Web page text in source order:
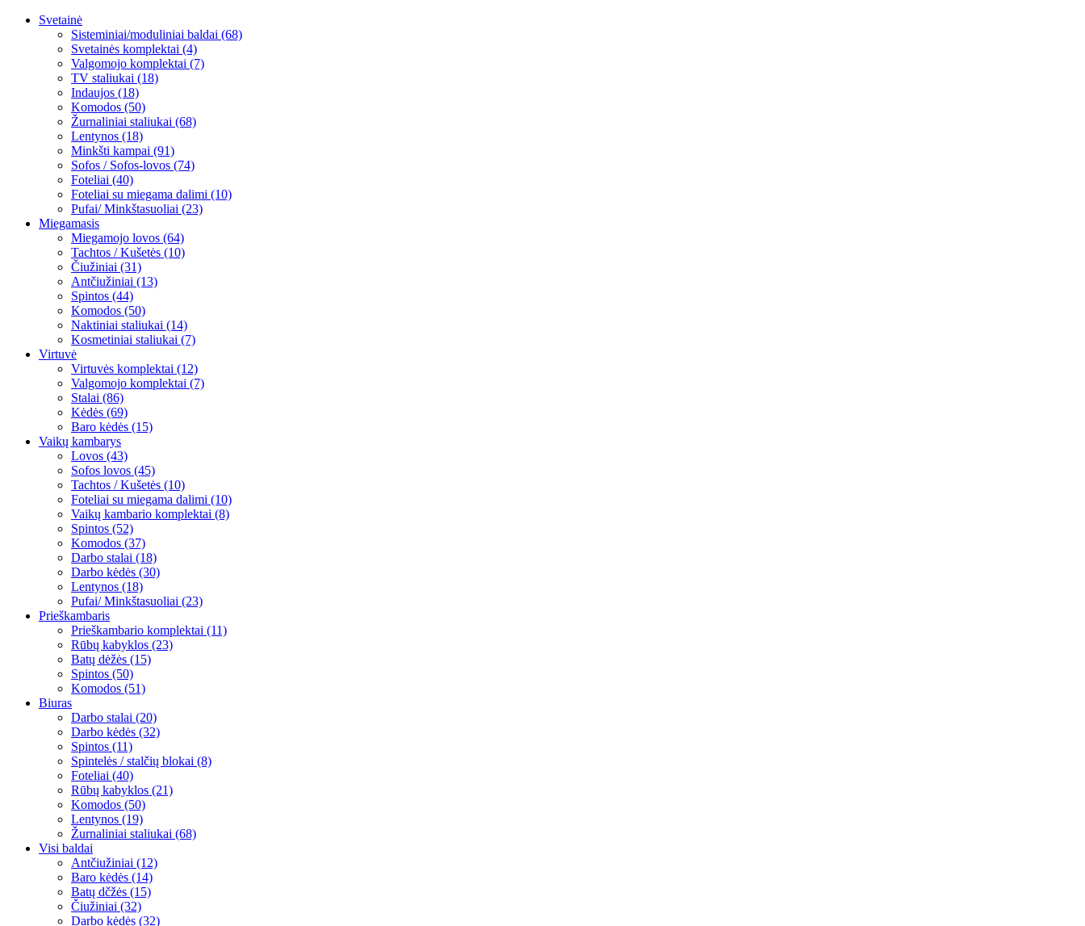
Svetainė
Sisteminiai/moduliniai baldai (68)
Svetainės komplektai (4)
Valgomojo komplektai (7)
TV staliukai (18)
Indaujos (18)
Komodos (50)
Žurnaliniai staliukai (68)
Lentynos (18)
Minkšti kampai (91)
Sofos / Sofos-lovos (74)
Foteliai (40)
Foteliai su miegama dalimi (10)
Pufai/ Minkštasuoliai (23)
Miegamasis
Miegamojo lovos (64)
Tachtos / Kušetės (10)
Čiužiniai (31)
Antčiužiniai (13)
Spintos (44)
Komodos (50)
Naktiniai staliukai (14)
Kosmetiniai staliukai (7)
Virtuvė
Virtuvės komplektai (12)
Valgomojo komplektai (7)
Stalai (86)
Kėdės (69)
Baro kėdės (15)
Vaikų kambarys
Lovos (43)
Sofos lovos (45)
Tachtos / Kušetės (10)
Foteliai su miegama dalimi (10)
Vaikų kambario komplektai (8)
Spintos (52)
Komodos (37)
Darbo stalai (18)
Darbo kėdės (30)
Lentynos (18)
Pufai/ Minkštasuoliai (23)
Prieškambaris
Prieškambario komplektai (11)
Rūbų kabyklos (23)
Batų dėžės (15)
Spintos (50)
Komodos (51)
Biuras
Darbo stalai (20)
Darbo kėdės (32)
Spintos (11)
Spintelės / stalčių blokai (8)
Foteliai (40)
Rūbų kabyklos (21)
Komodos (50)
Lentynos (19)
Žurnaliniai staliukai (68)
Visi baldai
Antčiužiniai (12)
Baro kėdės (14)
Batų dčžės (15)
Čiužiniai (32)
Darbo kėdės (32)